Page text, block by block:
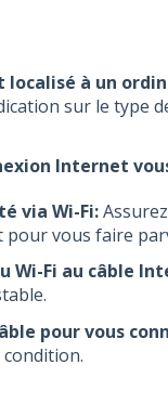
à un
sur le type
Internet
via Wi-Fi:
pour vous faire
Wi-Fi au câble
pour vous